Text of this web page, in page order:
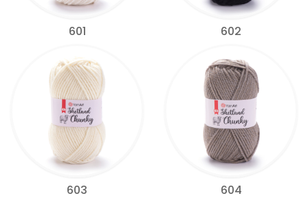
601 602
603 604